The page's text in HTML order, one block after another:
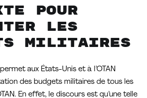
pour
les
militaires
aux États-Unis et à l’OTAN
des budgets militaires de tous les
En effet, le discours est qu’une telle